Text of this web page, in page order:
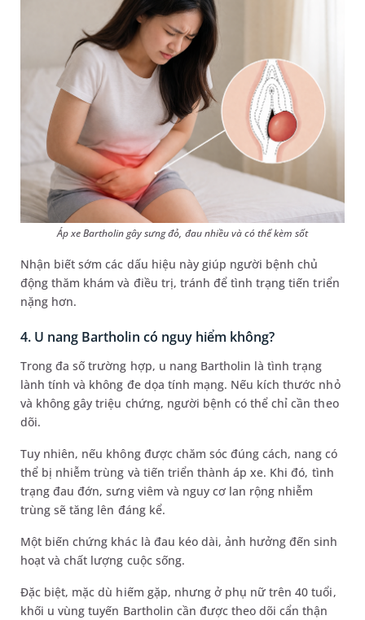
Áp xe Bartholin gây sưng đỏ, đau nhiều và có thể kèm sốt
Nhận biết sớm các dấu hiệu này giúp người bệnh chủ
động thăm khám và điều trị, tránh để tình trạng tiến triển
nặng hơn.
4. U nang Bartholin có nguy hiểm không?
Trong đa số trường hợp, u nang Bartholin là tình trạng
lành tính và không đe dọa tính mạng. Nếu kích thước nhỏ
và không gây triệu chứng, người bệnh có thể chỉ cần theo
dõi.
Tuy nhiên, nếu không được chăm sóc đúng cách, nang có
thể bị nhiễm trùng và tiến triển thành áp xe. Khi đó, tình
trạng đau đớn, sưng viêm và nguy cơ lan rộng nhiễm
trùng sẽ tăng lên đáng kể.
Một biến chứng khác là đau kéo dài, ảnh hưởng đến sinh
hoạt và chất lượng cuộc sống.
Đặc biệt, mặc dù hiếm gặp, nhưng ở phụ nữ trên 40 tuổi,
khối u vùng tuyến Bartholin cần được theo dõi cẩn thận